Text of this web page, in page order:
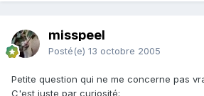
misspeel
Posté(e) 13 octobre 2005
Petite question qui ne me concerne pas
C'est juste par curiosité: